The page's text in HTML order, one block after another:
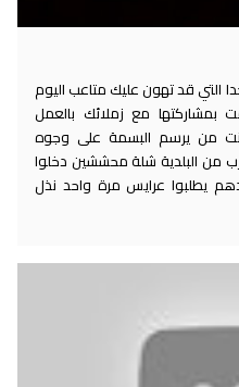
قد تهون عليك متاعب اليوم
بمشاركتها مع زملائك بالعمل
من يرسم البسمة على وجوه
من البلدية شلة محششين دخلوا
يطلبوا عرايس مرة واحد نذل